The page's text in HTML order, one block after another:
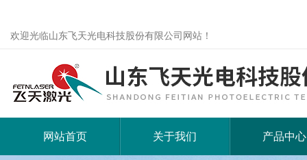
欢迎光临山东飞天光电科技股份有限公司网站！
网站首页 关于我们 产品中心